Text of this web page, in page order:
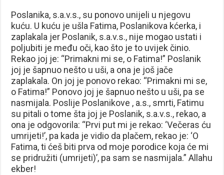
Poslanika, s.a.v.s., su ponovo unijeli u njegovu
kuću. U kuću je ušla Fatima, Poslanikova kćerka, i
zaplakala jer Poslanik, s.a.v.s., nije mogao ustati i
poljubiti je među oči, kao što je to uvijek činio.
Rekao joj je: “Primakni mi se, o Fatima!” Poslanik
joj je šapnuo nešto u uši, a ona je još jače
zaplakala. On joj je ponovo rekao: “Primakni mi se,
o Fatima!” Ponovo joj je šapnuo nešto u uši, pa se
nasmijala. Poslije Poslanikove , a.s., smrti, Fatimu
su pitali o tome šta joj je Poslanik, s.a.v.s., rekao, a
ona je odgovorila: “Prvi put mi je rekao: ‘Večeras ću
umrijeti!’, pa kada je vidio da plačem, rekao je: ‘O
Fatima, ti ćeš biti prva od moje porodice koja će mi
se pridružiti (umrijeti)’, pa sam se nasmijala.” Allahu
ekber!